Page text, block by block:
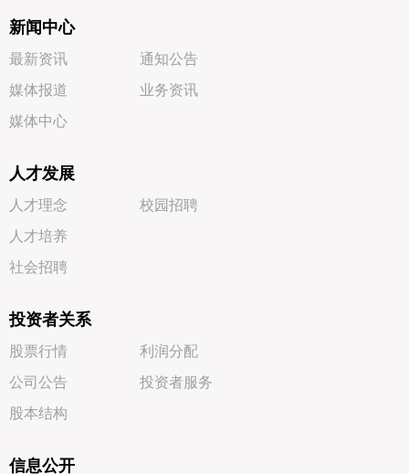
新闻中心
最新资讯
媒体报道
媒体中心
通知公告
业务资讯
人才发展
人才理念
人才培养
社会招聘
校园招聘
投资者关系
股票行情
公司公告
股本结构
利润分配
投资者服务
信息公开